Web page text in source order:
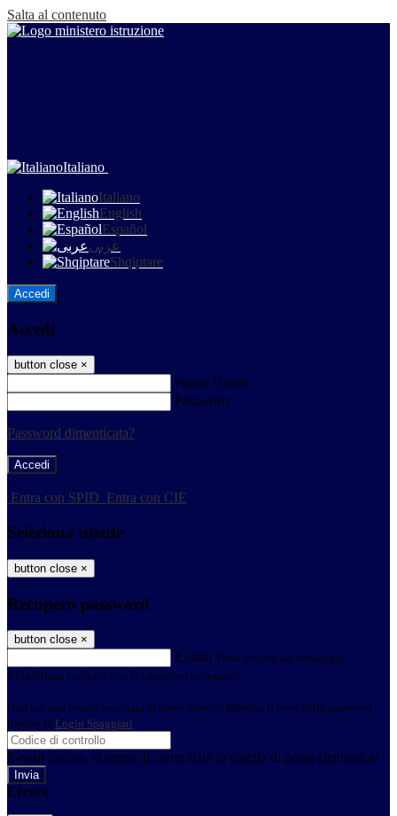
Salta al contenuto
Italiano
Italiano
English
Español
عربى
Shqiptare
Accedi
Accedi
button close ×
Nome Utente
Password
Password dimenticata?
-
Entra con SPID Entra con CIE
Seleziona utente
button close ×
Recupero password
button close ×
E-mail Verrà inviato un messaggio
all'indirizzo indicato con le istruzioni necessarie.
Non hai una e-mail associata al nome utente? Effettua il reset della password
tramite la Login Spaggiari
E-mail inviata, si prega di controllare la casella di posta elettronica!
Errore